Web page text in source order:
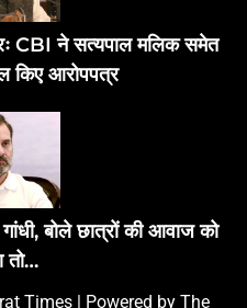
CBI ने सत्यपाल मलिक समेत
किए आरोपपत्र
गांधी, बोले छात्रों की आवाज को
तो…
Times | Powered by The